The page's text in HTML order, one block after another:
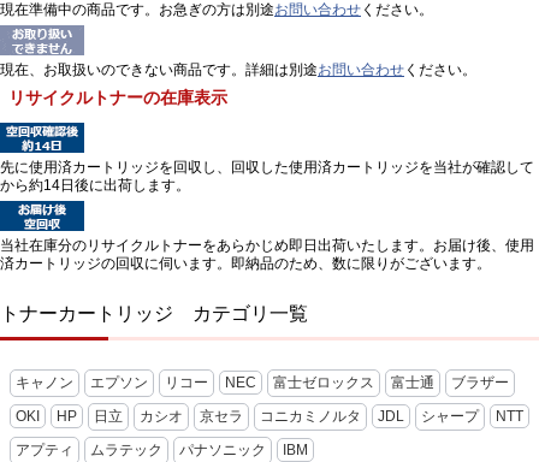
現在準備中の商品です。お急ぎの方は別途お問い合わせ ください。
現在、お取扱いのできない商品です。詳細は別途お問い合わせ ください。
リサイクルトナーの在庫表示
先に使用済カートリッジを回収し、回収した使用済カートリッジを当社が確認して
から約14日後に出荷します。
当社在庫分のリサイクルトナーをあらかじめ即日出荷いたします。お届け後、使用
済カートリッジの回収に伺います。即納品のため、数に限りがございます。
トナーカートリッジ カテゴリ一覧
キャノン エプソン リコー NEC 富士ゼロックス 富士通 ブラザー
OKI HP 日立 カシオ 京セラ コニカミノルタ JDL シャープ NTT
アプティ ムラテック パナソニック IBM